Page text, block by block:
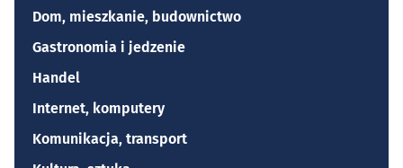
Dom, mieszkanie, budownictwo
Gastronomia i jedzenie
Handel
Internet, komputery
Komunikacja, transport